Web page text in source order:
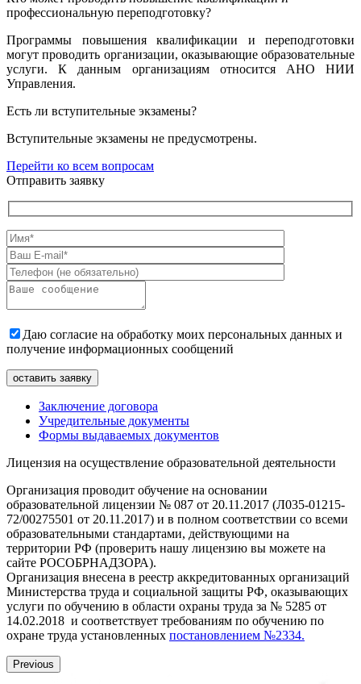
профессиональную переподготовку?
Программы повышения квалификации и переподготовки
могут проводить организации, оказывающие образовательные
услуги. К данным организациям относится АНО НИИ
Управления.
Есть ли вступительные экзамены?
Вступительные экзамены не предусмотрены.
Перейти ко всем вопросам
Отправить заявку
Даю согласие на обработку моих персональных данных и
получение информационных сообщений
Заключение договора
Учредительные документы
Формы выдаваемых документов
Лицензия на осуществление образовательной деятельности
Организация проводит обучение на основании
образовательной лицензии № 087 от 20.11.2017 (Л035-01215-
72/00275501 от 20.11.2017) и в полном соответствии со всеми
образовательными стандартами, действующими на
территории РФ (проверить нашу лицензию вы можете на
сайте РОСОБРНАДЗОРА).
Организация внесена в реестр аккредитованных организаций
Министерства труда и социальной защиты РФ, оказывающих
услуги по обучению в области охраны труда за № 5285 от
14.02.2018 и соответствует требованиям по обучению по
охране труда установленных постановлением №2334.
Previous